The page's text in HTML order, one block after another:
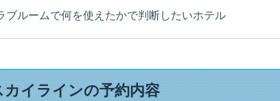
ブルームで何を使えたかで判断したいホテル
イラインの予約内容